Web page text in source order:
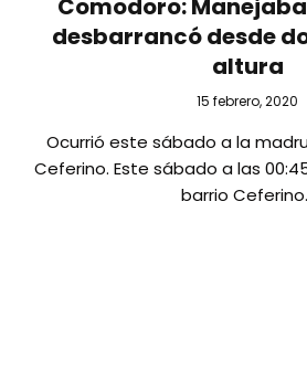
Comodoro:
desbarrancó desde
altura
15 febrero, 2020
Ocurrió este sábado a la
Ceferino. Este sábado a las
barrio